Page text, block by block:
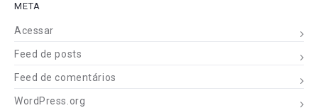
META
Acessar
Feed de posts
Feed de comentários
WordPress.org